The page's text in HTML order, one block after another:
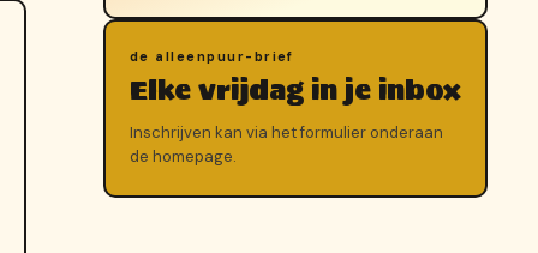
de alleenpuur-brief
Elke vrijdag in je inbox
Inschrijven kan via het formulier onderaan
de homepage.